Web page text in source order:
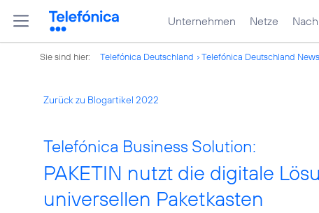
Unternehmen Netze
Sie sind hier: Telefónica Deutschland Telefónica Deutschland News
Zurück zu Blogartikel 2022
Telefónica Business Solution:
PAKETIN nutzt die digitale
universellen Paketkasten